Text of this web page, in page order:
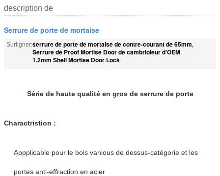
description de
Serrure de porte de mortaise
Surligner:serrure de porte de mortaise de contre-courant de 65mm,
Serrure de Proof Mortise Door de cambrioleur d'OEM,
1.2mm Shell Mortise Door Lock
Série de haute qualité en gros de serrure de porte
Charactristion :
Appplicable pour le bois vanious de dessus-catégorie et les
portes anti-effraction en acier